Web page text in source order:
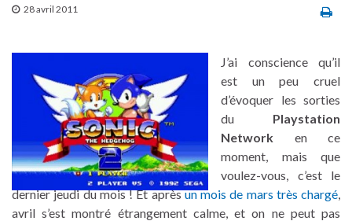
28 avril 2011
J’ai conscience qu’il
est un peu cruel
d’évoquer les sorties
du Playstation
Network en ce
moment, mais que
voulez-vous, c’est le
dernier jeudi du mois ! Et aprèsun mois de mars très chargé,
avril s’est montré étrangement calme, et on ne peut pas